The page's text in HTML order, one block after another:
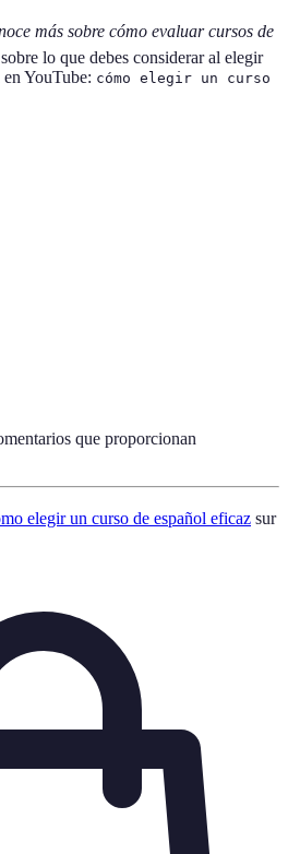
más sobre cómo evaluar cursos de
lo que debes considerar al elegir
YouTube: cómo elegir un curso
que proporcionan
elegir un curso de español eficaz sur